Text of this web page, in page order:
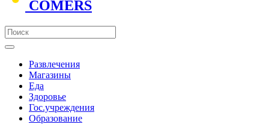
COMERS
Развлечения
Магазины
Еда
Здоровье
Гос.учреждения
Образование